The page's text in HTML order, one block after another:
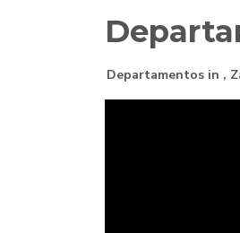
Departamentos in ,